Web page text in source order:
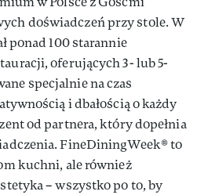
doświadczeń przy stole. W
ponad 100 starannie
oferujących 3- lub 5-
specjalnie na czas
i dbałością o każdy
od partnera, który dopełnia
FineDiningWeek® to
kuchni, ale również
– wszystko po to, by